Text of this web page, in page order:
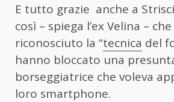
E tutto grazie anche a
così – spiega l’ex Velina –
riconosciuto la “tecnica del
hanno bloccato una
borseggiatrice che voleva
loro smartphone.